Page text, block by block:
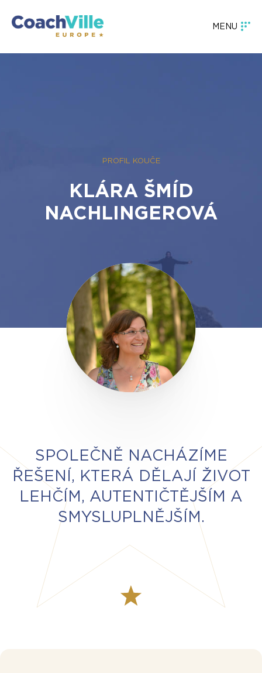
MENU
PROFIL KOUČE
KLÁRA ŠMÍD
NACHLINGEROVÁ
SPOLEČNĚ NACHÁZÍME
ŘEŠENÍ, KTERÁ DĚLAJÍ ŽIVOT
LEHČÍM, AUTENTIČTĚJŠÍM A
SMYSLUPLNĚJŠÍM.